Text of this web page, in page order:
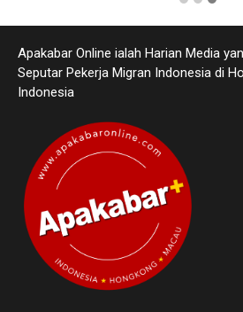
Apakabar Online ialah Harian Media
Seputar Pekerja Migran Indonesia di
Indonesia